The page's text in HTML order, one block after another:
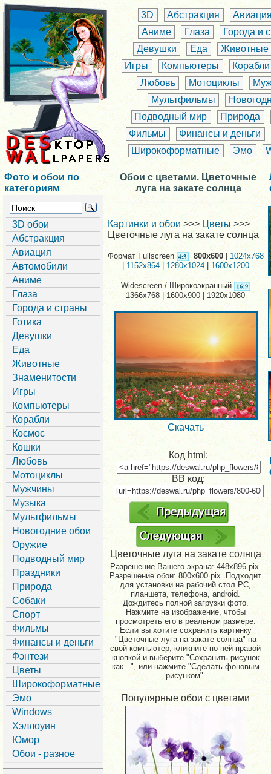
3D Абстракция
Аниме
Глаза
Города и
Девушки
Еда
Животные
Игры
Компьютеры
Корабли
Любовь
Мотоциклы
Мультфильмы
Подводный мир
Природа
Фильмы
Финансы и деньги
Широкоформатные
Эмо
Фото и обои по
категориям
3D обои
Абстракция
Авиация
Автомобили
Аниме
Глаза
Города и страны
Готика
Девушки
Еда
Животные
Знаменитости
Игры
Компьютеры
Корабли
Космос
Кошки
Любовь
Мотоциклы
Мужчины
Музыка
Мультфильмы
Новогодние обои
Оружие
Подводный мир
Праздники
Природа
Собаки
Спорт
Фильмы
Финансы и деньги
Фэнтези
Цветы
Широкоформатные
Эмо
Windows
Хэллоуин
Юмор
Обои - разное
Обои с цветами. Цветочные
луга на закате солнца
Картинки и обои >>> Цветы>>>
Цветочные луга на закате солнца
Формат Fullscreen 800x600 | 1024x768
|1152x864 1280x1024| 1600x1200
Widescreen / Широкоэкранный
1366x768 | 1600x900 | 1920x1080
Скачать
Код html:
BB код:
Цветочные луга на закате солнца
Разрешение Вашего экрана:448x896 pix.
Разрешение обои: 800x600 pix. Подходит
для установки на рабочий стол PC,
планшета, телефона, android.
Дождитесь полной загрузки фото.
Нажмите на изображение, чтобы
просмотреть его в реальном размере.
Если вы хотите сохранить картинку
"Цветочные луга на закате солнца" на
свой компьютер, кликните по ней правой
кнопкой и выберите "Сохранить рисунок
как...", или нажмите "Сделать фоновым
рисунком".
Популярные обои с цветами